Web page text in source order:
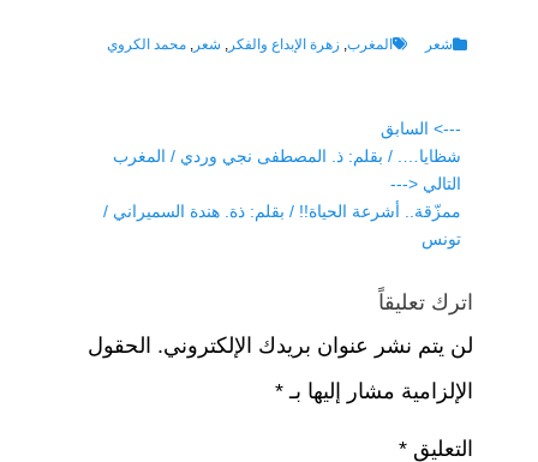
c
b
o
o
k
tt
at
p
p
e
m
p
Categories
شعر Tagsالمغرب زهرة الإبداع والفكر شعر محمد الكروي
تصفّح
المقالات
---> السابق
Previous
post:
شظايا…. / بقلم: ذ. المصطفى نجي وردي / المغرب
التالي <---
Next
post:
ممزّقة.. أشرعة الحياة!! / بقلم: ذة. هندة السميراني /
تونس
اترك تعليقاً
لن يتم نشر عنوان بريدك الإلكتروني. الحقول
الإلزامية مشار إليها بـ *
التعليق *